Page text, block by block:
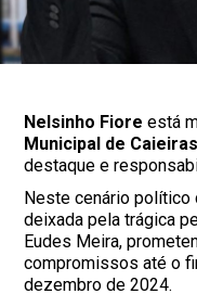
Nelsinho Fiore está
Municipal de
destaque e
Neste cenário político
deixada pela trágica
Eudes Meira,
compromissos até o
dezembro de 2024.